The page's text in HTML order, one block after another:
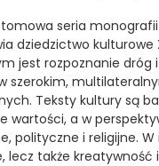
seria monografii
dziedzictwo kulturowe
jest rozpoznanie
szerokim,
Teksty kultury są
wartości, a w
polityczne i religijne.
lecz także kreatywność